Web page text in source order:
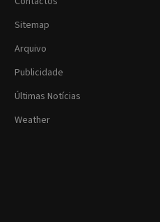
Sitemap
Arquivo
Publicidade
Últimas Notícias
Weather